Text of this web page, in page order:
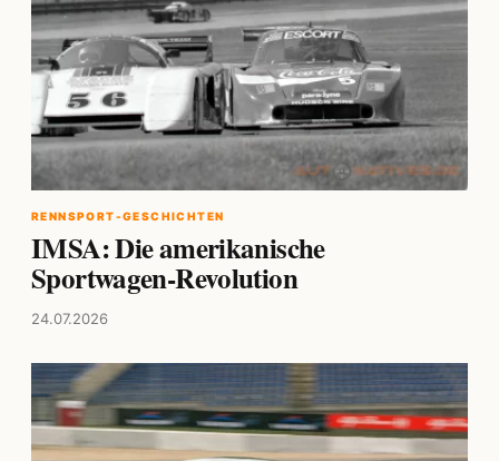
RENNSPORT-GESCHICHTEN
IMSA: Die amerikanische
Sportwagen-Revolution
24.07.2026